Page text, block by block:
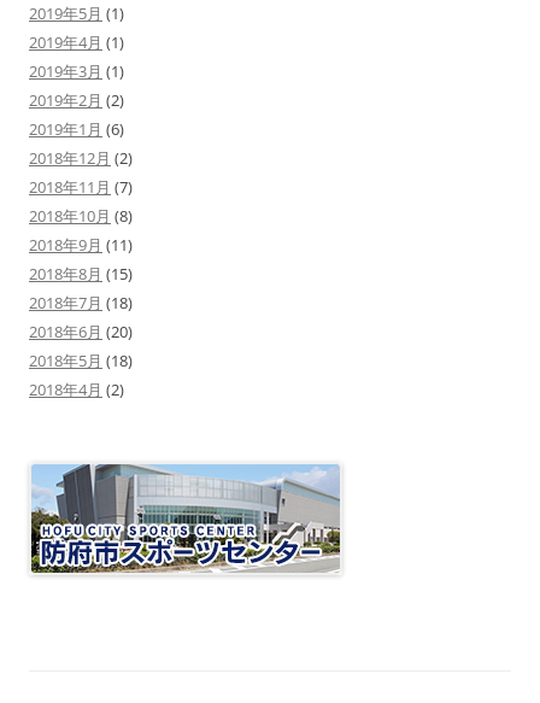
2019年5月 (1)
2019年4月 (1)
2019年3月 (1)
2019年2月 (2)
2019年1月 (6)
2018年12月 (2)
2018年11月 (7)
2018年10月 (8)
2018年9月 (11)
2018年8月 (15)
2018年7月 (18)
2018年6月 (20)
2018年5月 (18)
2018年4月 (2)